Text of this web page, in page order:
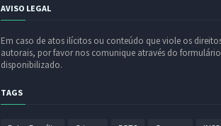
AVISO LEGAL
Em caso de atos ilícitos ou conteúdo que viole os
autorais, por favor nos comunique através do formulário
disponibilizado.
TAGS